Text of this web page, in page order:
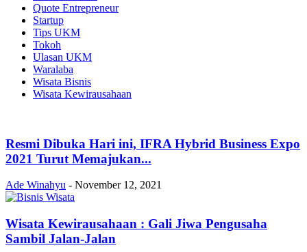
Quote Entrepreneur
Startup
Tips UKM
Tokoh
Ulasan UKM
Waralaba
Wisata Bisnis
Wisata Kewirausahaan
Resmi Dibuka Hari ini, IFRA Hybrid Business Expo
2021 Turut Memajukan...
Ade Winahyu - November 12, 2021
Wisata Kewirausahaan : Gali Jiwa Pengusaha
Sambil Jalan-Jalan